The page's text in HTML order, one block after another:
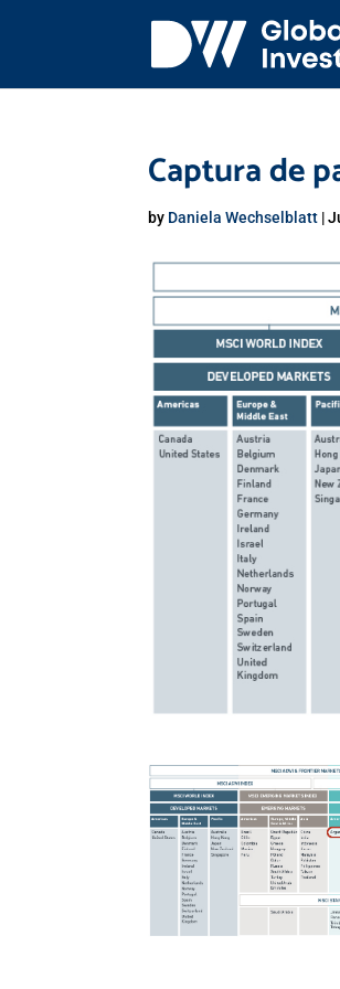
Captura de
by Daniela Wechselblatt |